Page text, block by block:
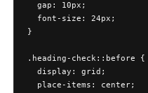
  gap: 10px;
  font-size: 24px;
}
.heading-check::before {
  display: grid;
  place-items: center;